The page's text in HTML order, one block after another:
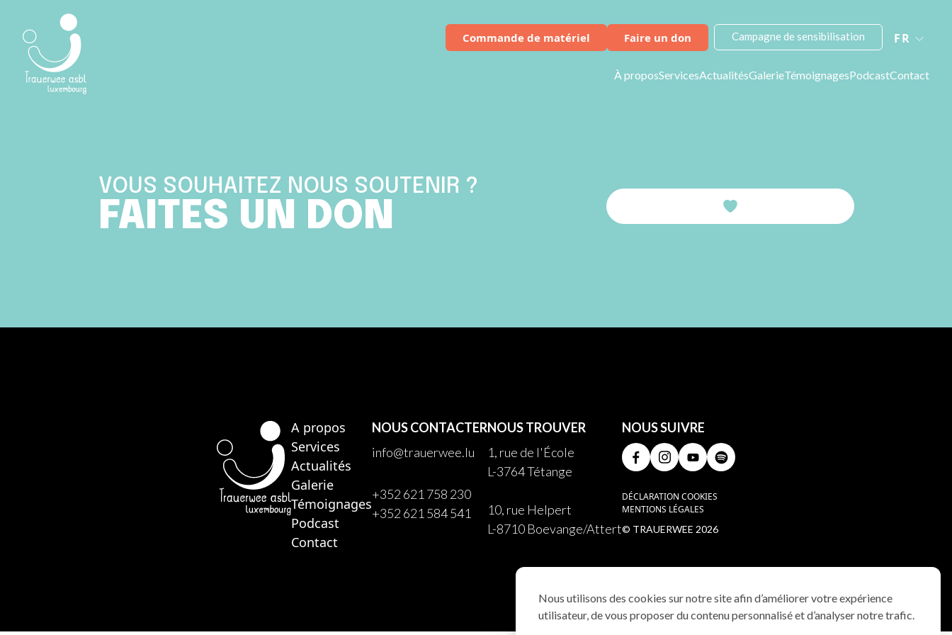
Nous utilisons des cookies sur notre site afin d’améliorer votre expérience
utilisateur, de vous proposer du contenu personnalisé et d’analyser notre trafic.
Commande de matériel Faire un don Campagne de sensibilisation FR
À proposServicesActualitésGalerieTémoignagesPodcastContact
Mechthild Schroeter-Rupieper Institut
VOUS SOUHAITEZ NOUS SOUTENIR ?
FAITES UN DON
A propos
Services
Actualités
Galerie
Témoignages
Podcast
Contact
NOUS CONTACTER
info@trauerwee.lu
+352 621 758 230
+352 621 584 541
NOUS TROUVER
1, rue de l'École
L-3764 Tétange
10, rue Helpert
L-8710 Boevange/Attert
NOUS SUIVRE
DÉCLARATION COOKIES
MENTIONS LÉGALES
© TRAUERWEE 2026